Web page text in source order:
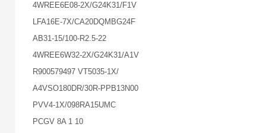
4WREE6E08-2X/G24K31/F1V
LFA16E-7X/CA20DQMBG24F
AB31-15/100-R2.5-22
4WREE6W32-2X/G24K31/A1V
R900579497 VT5035-1X/
A4VSO180DR/30R-PPB13N00
PVV4-1X/098RA15UMC
PCGV 8A 1 10